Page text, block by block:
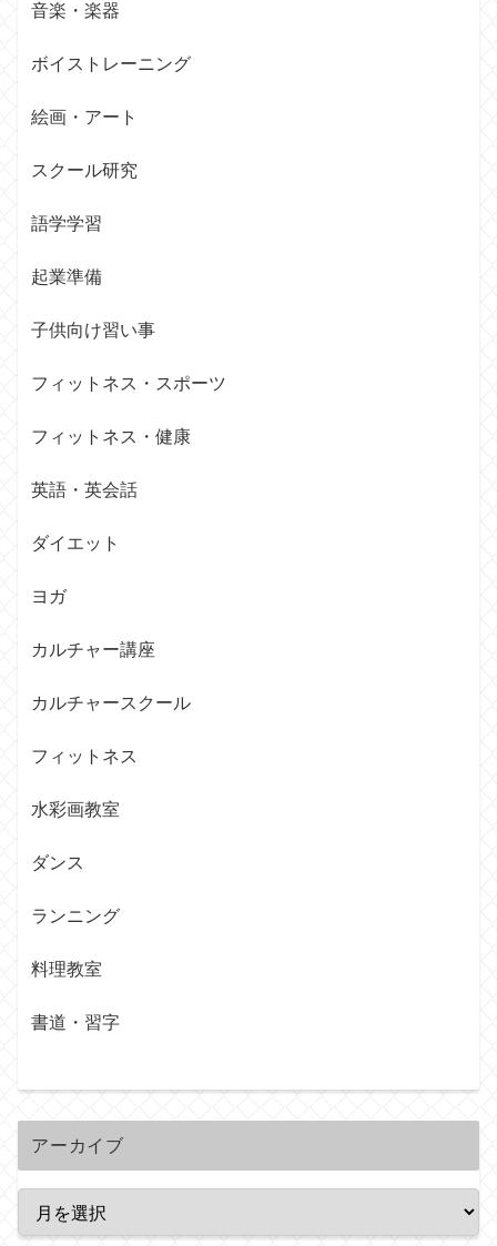
音楽・楽器
ボイストレーニング
絵画・アート
スクール研究
語学学習
起業準備
子供向け習い事
フィットネス・スポーツ
フィットネス・健康
英語・英会話
ダイエット
ヨガ
カルチャー講座
カルチャースクール
フィットネス
水彩画教室
ダンス
ランニング
料理教室
書道・習字
アーカイブ